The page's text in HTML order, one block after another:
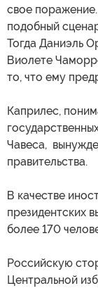
свое
подобный
Тогда Даниэль
Виолете
то, что ему
Каприлес,
Чавеса,
правительства.
В качестве
президентских
более 170
Российскую
Центральной